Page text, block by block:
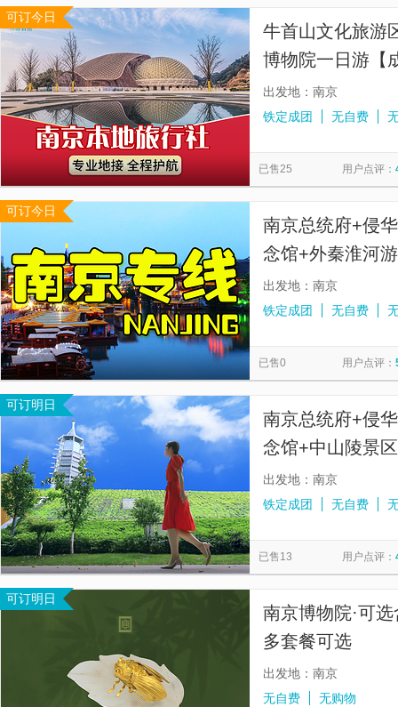
可订今日
牛首山文化旅游
博物院一日游【
丨可选博物院或
出发地：南京
铁定成团
无自费
已售25 用户点评：
可订今日
南京总统府+侵
念馆+外秦淮河
游【特惠自选套
出发地：南京
铁定成团
无自费
已售0 用户点评：
可订明日
南京总统府+侵
念馆+中山陵景
一日游【无购物
出发地：南京
铁定成团
无自费
已售13 用户点评：
可订明日
南京博物院·可选
多套餐可选
出发地：南京
无自费
无购物